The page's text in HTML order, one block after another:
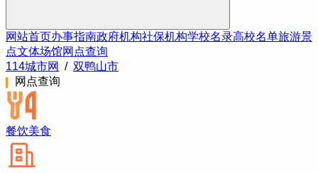
网站首页办事指南政府机构社保机构学校名录高校名单旅游景
点文体场馆网点查询
114城市网
/ 双鸭山市
网点查询
餐饮美食